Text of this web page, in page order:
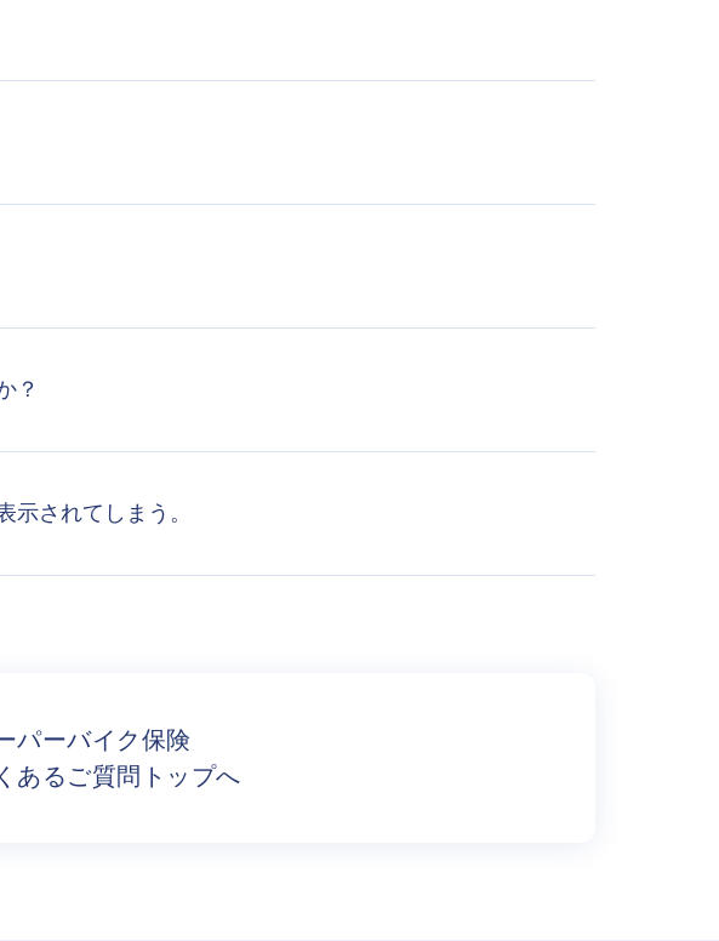
？
示されてしまう。
パーバイク保険
あるご質問トップへ